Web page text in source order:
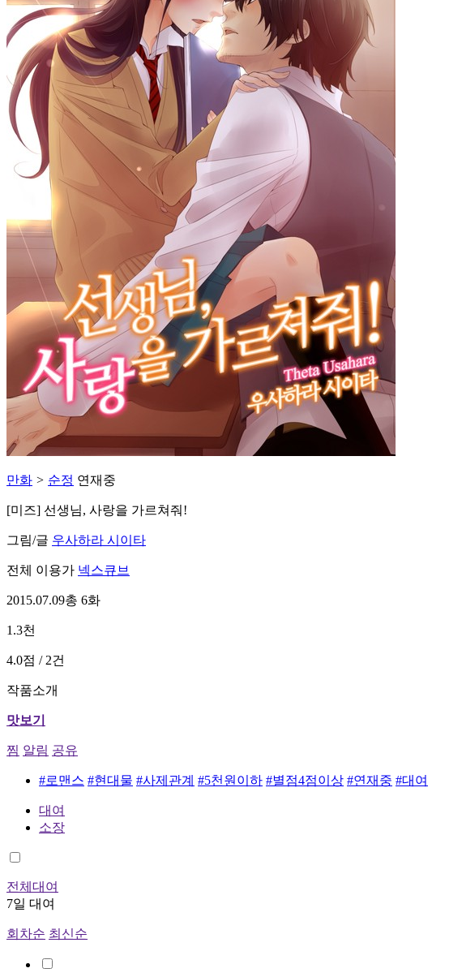
만화 > 순정 연재중
[미즈] 선생님, 사랑을 가르쳐줘!
그림/글 우사하라 시이타
전체 이용가 넥스큐브
2015.07.09총 6화
1.3천
4.0점 / 2건
작품소개
맛보기
찜 알림 공유
#로맨스 #현대물 #사제관계 #5천원이하 #별점4점이상 #연재중 #대여
대여
소장
전체대여
7일 대여
회차순 최신순